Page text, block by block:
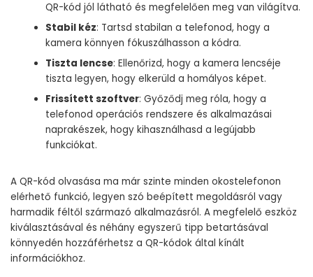
QR-kód jól látható és megfelelően meg van világítva.
Stabil kéz: Tartsd stabilan a telefonod, hogy a
kamera könnyen fókuszálhasson a kódra.
Tiszta lencse: Ellenőrizd, hogy a kamera lencséje
tiszta legyen, hogy elkerüld a homályos képet.
Frissített szoftver: Győződj meg róla, hogy a
telefonod operációs rendszere és alkalmazásai
naprakészek, hogy kihasználhasd a legújabb
funkciókat.
A QR-kód olvasása ma már szinte minden okostelefonon
elérhető funkció, legyen szó beépített megoldásról vagy
harmadik féltől származó alkalmazásról. A megfelelő eszköz
kiválasztásával és néhány egyszerű tipp betartásával
könnyedén hozzáférhetsz a QR-kódok által kínált
információkhoz.